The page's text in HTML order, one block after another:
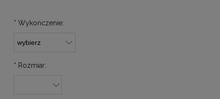
* Wykończenie:
* Rozmiar: